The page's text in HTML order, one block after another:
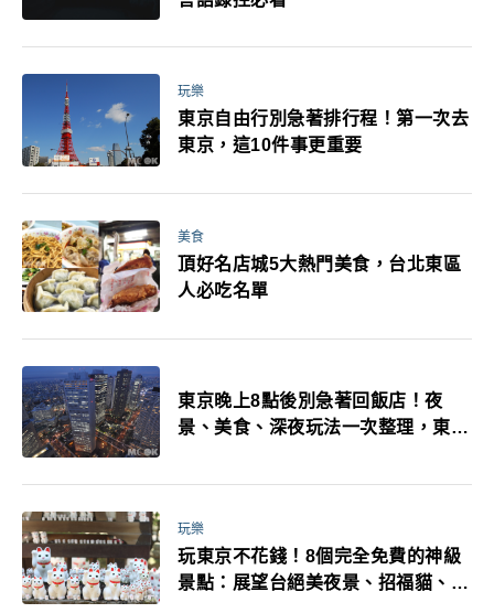
玩樂
東京自由行別急著排行程！第一次去
東京，這10件事更重要
美食
頂好名店城5大熱門美食，台北東區
人必吃名單
東京晚上8點後別急著回飯店！夜
景、美食、深夜玩法一次整理，東京
玩樂
玩東京不花錢！8個完全免費的神級
景點：展望台絕美夜景、招福貓、皇